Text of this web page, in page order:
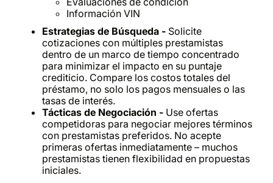
Información VIN
Estrategias de Búsqueda - Solicite
cotizaciones con múltiples prestamistas
dentro de un marco de tiempo concentrado
para minimizar el impacto en su puntaje
crediticio. Compare los costos totales del
préstamo, no solo los pagos mensuales o las
tasas de interés.
Tácticas de Negociación - Use ofertas
competidoras para negociar mejores términos
con prestamistas preferidos. No acepte
primeras ofertas inmediatamente – muchos
prestamistas tienen flexibilidad en propuestas
iniciales.